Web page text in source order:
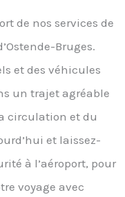
de nos services de
Bruges.
et des véhicules
un trajet agréable
circulation et du
et laissez-
à l’aéroport, pour
voyage avec